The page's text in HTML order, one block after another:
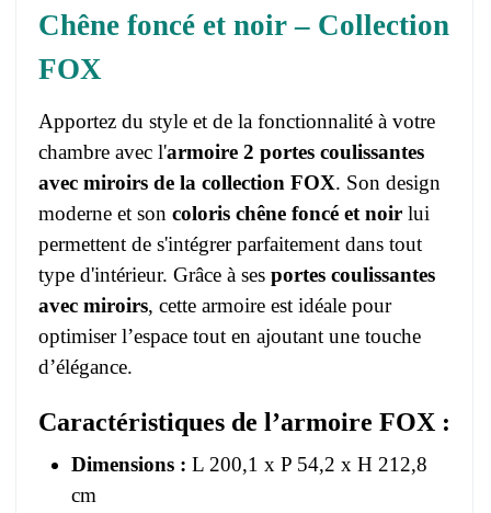
Chêne foncé et noir – Collection
FOX
Apportez du style et de la fonctionnalité à votre
chambre avec l'armoire 2 portes coulissantes
avec miroirs de la collection FOX. Son design
moderne et son coloris chêne foncé et noir lui
permettent de s'intégrer parfaitement dans tout
type d'intérieur. Grâce à ses portes coulissantes
avec miroirs, cette armoire est idéale pour
optimiser l’espace tout en ajoutant une touche
d’élégance.
Caractéristiques de l’armoire FOX :
Dimensions : L 200,1 x P 54,2 x H 212,8
cm